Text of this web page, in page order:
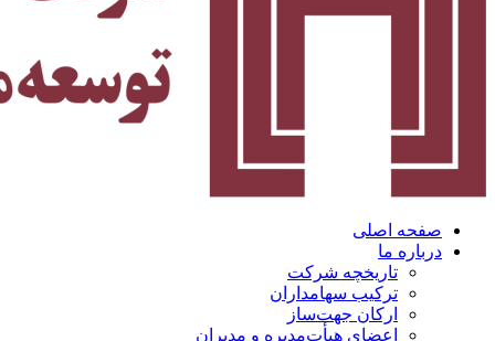
صفحه اصلی
درباره ما
تاریخچه شرکت
ترکیب سهامداران
ارکان جهت‌ساز
اعضای هیأت‌مدیره و مدیران